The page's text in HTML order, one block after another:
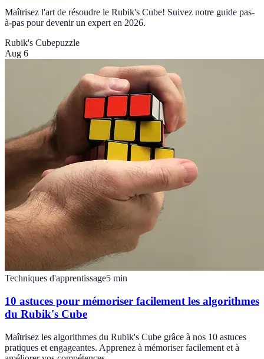
Maîtrisez l'art de résoudre le Rubik's Cube! Suivez notre guide pas-
à-pas pour devenir un expert en 2026.
Rubik's Cubepuzzle
Aug 6
Techniques d'apprentissage5 min
10 astuces pour mémoriser facilement les algorithmes
du Rubik's Cube
Maîtrisez les algorithmes du Rubik's Cube grâce à nos 10 astuces
pratiques et engageantes. Apprenez à mémoriser facilement et à